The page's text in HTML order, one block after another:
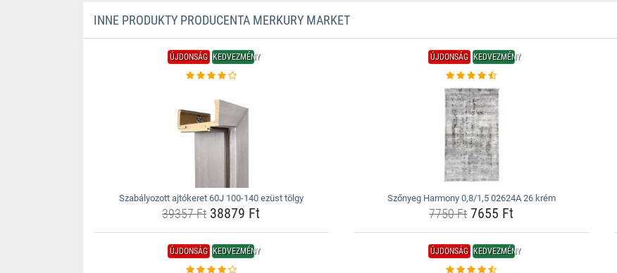
INNE PRODUKTY PRODUCENTA MERKURY MARKET
ÚJDONSÁG KEDVEZMÉNY
Szabályozott ajtókeret 60J 100-140 ezüst tölgy
39357 Ft38879 Ft
ÚJDONSÁG KEDVEZMÉNY
Szőnyeg Harmony 0,8/1,5 02624A 26 krém
7750 Ft7655 Ft
ÚJDONSÁG KEDVEZMÉNY ÚJDONSÁG KEDVEZMÉNY